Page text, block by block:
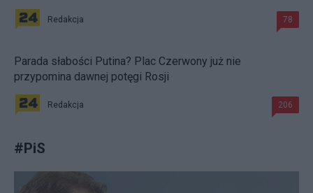
Redakcja 78
Parada słabości Putina? Plac Czerwony już nie
przypomina dawnej potęgi Rosji
Redakcja 206
#PiS